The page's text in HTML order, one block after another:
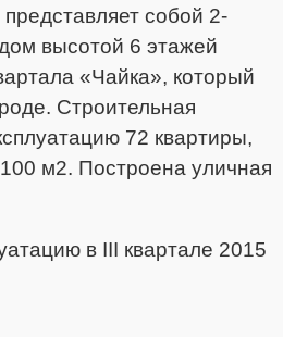
собой 2-
высотой 6 этажей
«Чайка», который
Строительная
72 квартиры,
м2. Построена уличная
в III квартале 2015